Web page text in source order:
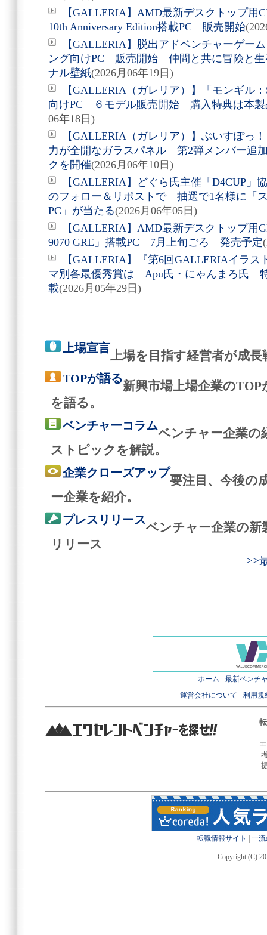
【GALLERIA】AMD最新デスクトップ用
10th Anniversary Edition搭載PC 販売開始
【GALLERIA】脱出アドベンチャーゲー
ング向けPC 販売開始 仲間と共に冒険と
ナル壁紙(2026月06年19日)
【GALLERIA（ガレリア）】「モンギル
向けPC ６モデル販売開始 購入特典は本製
06年18日)
【GALLERIA（ガレリア）】ぶいすぽっ
力が全開なガラスパネル 第2弾メンバー追
クを開催(2026月06年10日)
【GALLERIA】どぐら氏主催「D4CUP
のフォロー＆リポストで 抽選で1名様に「
PC」が当たる(2026月06年05日)
【GALLERIA】AMD最新デスクトップ
9070 GRE」搭載PC 7月上旬ごろ 発売予定
【GALLERIA】『第6回GALLERIAイラ
マ別各最優秀賞は Apu氏・にゃんまろ氏
載(2026月05年29日)
上場宣言
上場を目指す経営者が成
TOPが語る
新興市場上場企業の
を語る。
ベンチャーコラム
ベンチャー企業の
ストピックを解説。
企業クローズアップ
要注目、今後の
ー企業を紹介。
プレスリリース
ベンチャー企業の新
リリース
>>
ホーム - 最新ベンチ
運営会社について - 利用規
転職情報サイト 一
Copyright (C)